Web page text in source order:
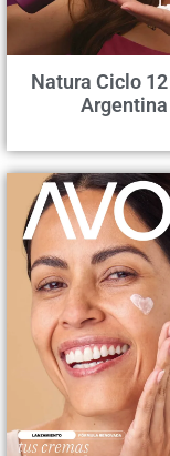
Natura Ciclo
Argentina